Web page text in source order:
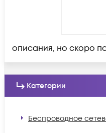
описания, но скоро
Категории
Беспроводное